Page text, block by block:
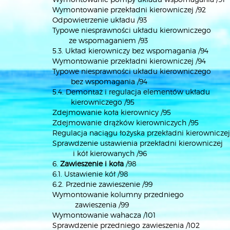
Wymontowanie przekładni kierowniczej /92
Odpowietrzenie układu /93
Typowe niesprawności układu kierowniczego
ze wspomaganiem /93
5.3. Układ kierowniczy bez wspomagania /94
Wymontowanie przekładni kierowniczej /94
Typowe niesprawności układu kierowniczego
bez wspomagania /94
5.4. Demontaż i regulacja elementów układu
kierowniczego /95
Zdejmowanie koła kierownicy /95
Zdejmowanie drążków kierowniczych /95
Regulacja naciągu łożyska przekładni
Sprawdzenie ustawienia przekładni kierowniczej
i kół kierowanych /96
6.Zawieszenie i koła/98
6.1. Ustawienie kół /98
6.2. Przednie zawieszenie /99
Wymontowanie kolumny przedniego
zawieszenia /99
Wymontowanie wahacza /101
Sprawdzenie przedniego zawieszenia /102